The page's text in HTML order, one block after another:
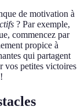
de motivation à
? Par exemple,
commencez par
propice à
qui partagent
vos petites victoires